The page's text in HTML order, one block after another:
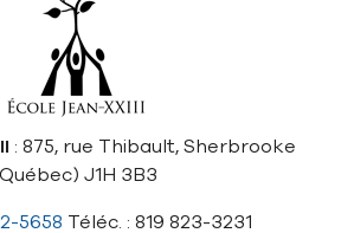
: 875, rue Thibault, Sherbrooke
J1H 3B3
5658 Téléc. : 819 823-3231